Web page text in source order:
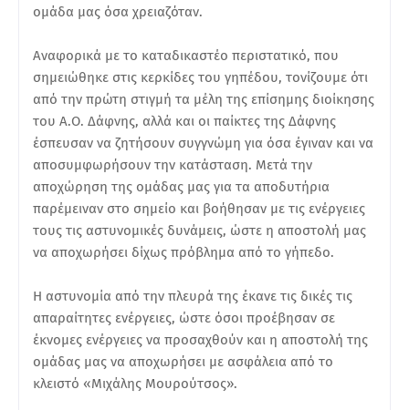
ομάδα μας όσα χρειαζόταν.
Αναφορικά με το καταδικαστέο περιστατικό, που
σημειώθηκε στις κερκίδες του γηπέδου, τονίζουμε ότι
από την πρώτη στιγμή τα μέλη της επίσημης διοίκησης
του Α.Ο. Δάφνης, αλλά και οι παίκτες της Δάφνης
έσπευσαν να ζητήσουν συγγνώμη για όσα έγιναν και να
αποσυμφωρήσουν την κατάσταση. Μετά την
αποχώρηση της ομάδας μας για τα αποδυτήρια
παρέμειναν στο σημείο και βοήθησαν με τις ενέργειες
τους τις αστυνομικές δυνάμεις, ώστε η αποστολή μας
να αποχωρήσει δίχως πρόβλημα από το γήπεδο.
Η αστυνομία από την πλευρά της έκανε τις δικές τις
απαραίτητες ενέργειες, ώστε όσοι προέβησαν σε
έκνομες ενέργειες να προσαχθούν και η αποστολή της
ομάδας μας να αποχωρήσει με ασφάλεια από το
κλειστό «Μιχάλης Μουρούτσος».